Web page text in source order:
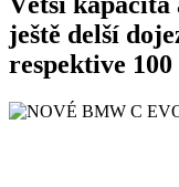
ještě delší
respektive